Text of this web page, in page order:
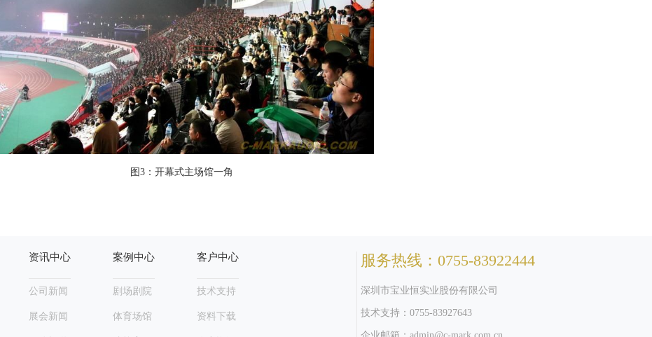
图3：开幕式主场馆一角
资讯中心
公司新闻
展会新闻
案例中心
剧场剧院
体育场馆
客户中心
技术支持
资料下载
服务热线：0755-83922444
深圳市宝业恒实业股份有限公司
技术支持：0755-83927643